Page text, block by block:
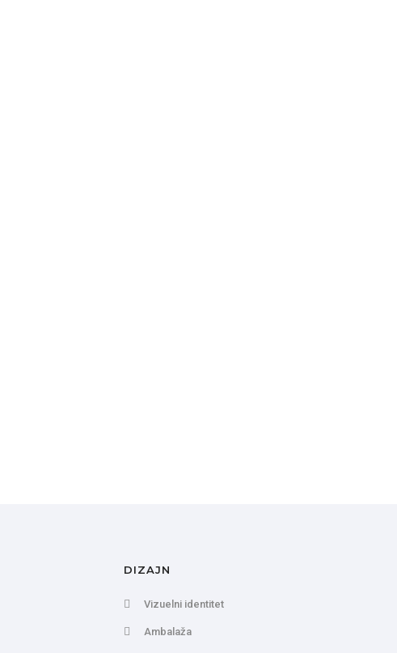
DIZAJN
Vizuelni identitet
Ambalaža